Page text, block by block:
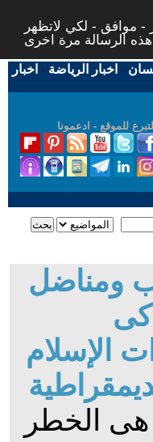
- موافق - لكي لاتظهر
- اخبار الرياضة - اخبار
التبرع للموقع - ادعمونا
ومناضل
الإسلام
هى الخطر